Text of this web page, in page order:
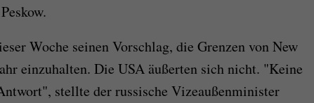
Woche seinen Vorschlag, die Grenzen von New
einzuhalten. Die USA äußerten sich nicht. "Keine
stellte der russische Vizeaußenminister